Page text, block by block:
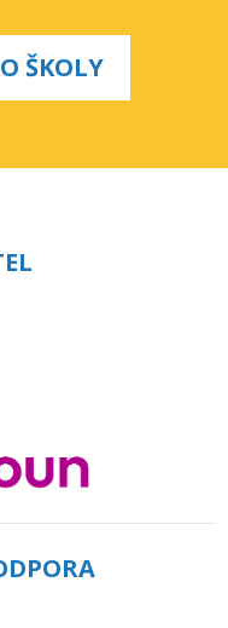
ŠKOLY